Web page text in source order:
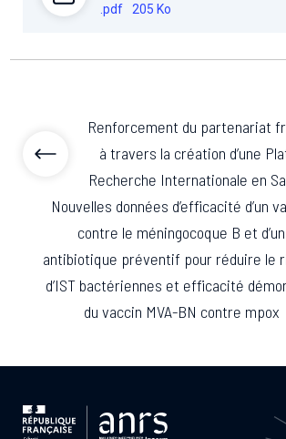
.pdf 205 Ko
Renforcement du partenariat
à travers la création d’une
Recherche Internationale en
Nouvelles données d’efficacité d’un
contre le méningocoque B et d’un
antibiotique préventif pour réduire le
d’IST bactériennes et efficacité
du vaccin MVA-BN contre mpox